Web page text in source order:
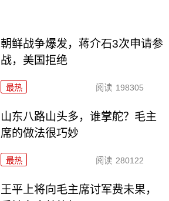
朝鲜战争爆发，蒋介石3次申请参
战，美国拒绝
最热 阅读 198305
山东八路山头多，谁掌舵？毛主
席的做法很巧妙
最热 阅读 280122
王平上将向毛主席讨军费未果，